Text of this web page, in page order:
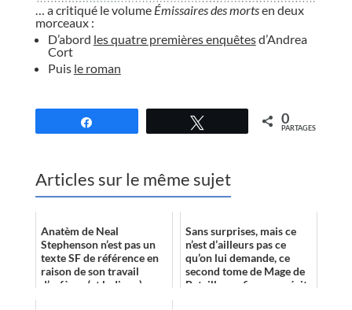
… a critiqué le volume Émissaires des mortsen deux
morceaux :
D’abord les quatre premières enquêtesd’Andrea
Cort
Puis le roman
0
PARTAGES
Articles sur le même sujet
Anatèm de Neal
Stephenson n’est pas un
texte SF de référence en
raison de son travail
d’orfèvre (et ludique) sur
Sans surprises, mais ce
n’est d’ailleurs pas ce
qu’on lui demande, ce
second tome de Mage de
Bataille confirme ce récit